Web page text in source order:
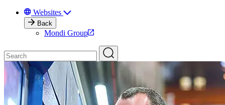
Websites
Back
Mondi Group